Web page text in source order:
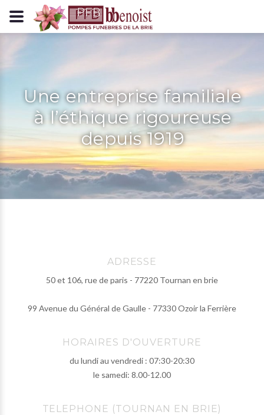
Panneau de gestion des cookies
Une entreprise familiale
à l’éthique rigoureuse
depuis 1919
ADRESSE
50 et 106, rue de paris - 77220 Tournan en brie
99 Avenue du Général de Gaulle - 77330 Ozoir la Ferrière
HORAIRES D'OUVERTURE
du lundi au vendredi : 07:30-20:30
le samedi: 8.00-12.00
TELEPHONE (TOURNAN EN BRIE)